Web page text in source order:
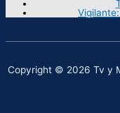
Copyright © 2026 Tv y